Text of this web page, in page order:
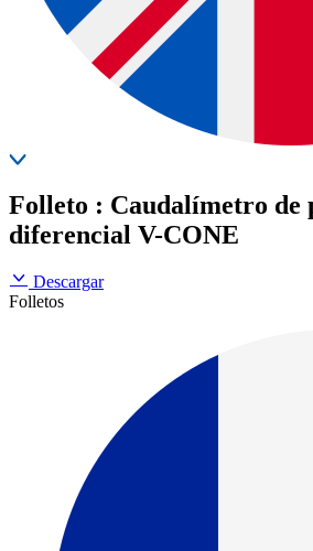
Folleto : Caudalímetro de
diferencial V-CONE
Descargar
Folletos